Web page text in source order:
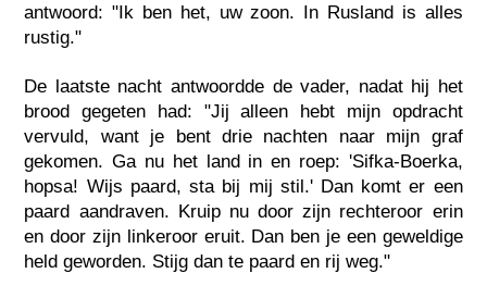
antwoord: "Ik ben het, uw zoon. In Rusland is alles
rustig."
De laatste nacht antwoordde de vader, nadat hij het
brood gegeten had: "Jij alleen hebt mijn opdracht
vervuld, want je bent drie nachten naar mijn graf
gekomen. Ga nu het land in en roep: 'Sifka-Boerka,
hopsa! Wijs paard, sta bij mij stil.' Dan komt er een
paard aandraven. Kruip nu door zijn rechteroor erin
en door zijn linkeroor eruit. Dan ben je een geweldige
held geworden. Stijg dan te paard en rij weg."